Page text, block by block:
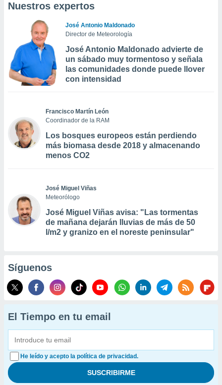
Nuestros expertos
José Antonio Maldonado
Director de Meteorología
José Antonio Maldonado advierte de
un sábado muy tormentoso y señala
las comunidades donde puede llover
con intensidad
Francisco Martín León
Coordinador de la RAM
Los bosques europeos están perdiendo
más biomasa desde 2018 y almacenando
menos CO2
José Miguel Viñas
Meteorólogo
José Miguel Viñas avisa: "Las tormentas
de mañana dejarán lluvias de más de 50
l/m2 y granizo en el noreste peninsular"
Síguenos
El Tiempo en tu email
He leído y acepto la política de privacidad.